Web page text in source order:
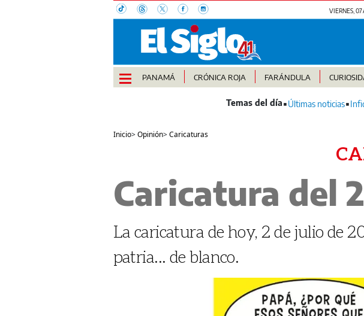
VIERNES, 07
PANAMÁ CRÓNICA ROJA FARÁNDULA
Últimas noticias
Inicio>Opinión>Caricaturas
Caricatura del
La caricatura de hoy, 2 de julio de
patria... de blanco.